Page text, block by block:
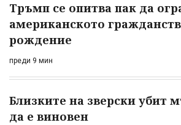
Тръмп се опитва пак да
американското
рождение
преди 9 мин
Близките на зверски убит
да е виновен